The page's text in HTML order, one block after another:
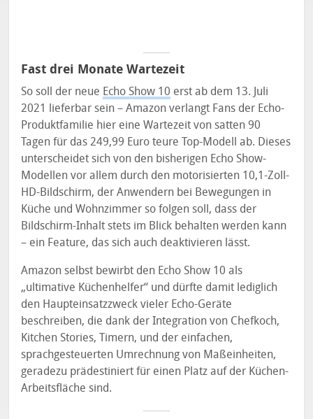
Fast drei Monate Wartezeit
So soll der neue Echo Show 10 erst ab dem 13. Juli
2021 lieferbar sein – Amazon verlangt Fans der Echo-
Produktfamilie hier eine Wartezeit von satten 90
Tagen für das 249,99 Euro teure Top-Modell ab. Dieses
unterscheidet sich von den bisherigen Echo Show-
Modellen vor allem durch den motorisierten 10,1-Zoll-
HD-Bildschirm, der Anwendern bei Bewegungen in
Küche und Wohnzimmer so folgen soll, dass der
Bildschirm-Inhalt stets im Blick behalten werden kann
– ein Feature, das sich auch deaktivieren lässt.
Amazon selbst bewirbt den Echo Show 10 als
„ultimative Küchenhelfer“ und dürfte damit lediglich
den Haupteinsatzzweck vieler Echo-Geräte
beschreiben, die dank der Integration von Chefkoch,
Kitchen Stories, Timern, und der einfachen,
sprachgesteuerten Umrechnung von Maßeinheiten,
geradezu prädestiniert für einen Platz auf der Küchen-
Arbeitsfläche sind.